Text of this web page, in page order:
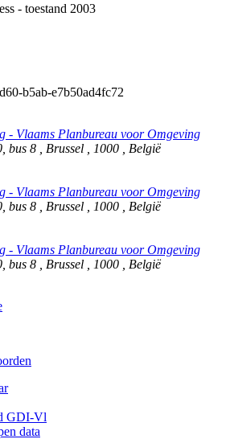
- toestand 2003
b5ab-e7b50ad4fc72
- Vlaams Planbureau voor Omgeving
bus 8
Brussel 1000
België
- Vlaams Planbureau voor Omgeving
bus 8
Brussel 1000
België
- Vlaams Planbureau voor Omgeving
bus 8
Brussel 1000
België
GDI-Vl
data